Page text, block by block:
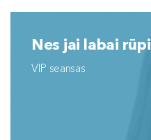
Nes jai labai rūpi
VIP seansas